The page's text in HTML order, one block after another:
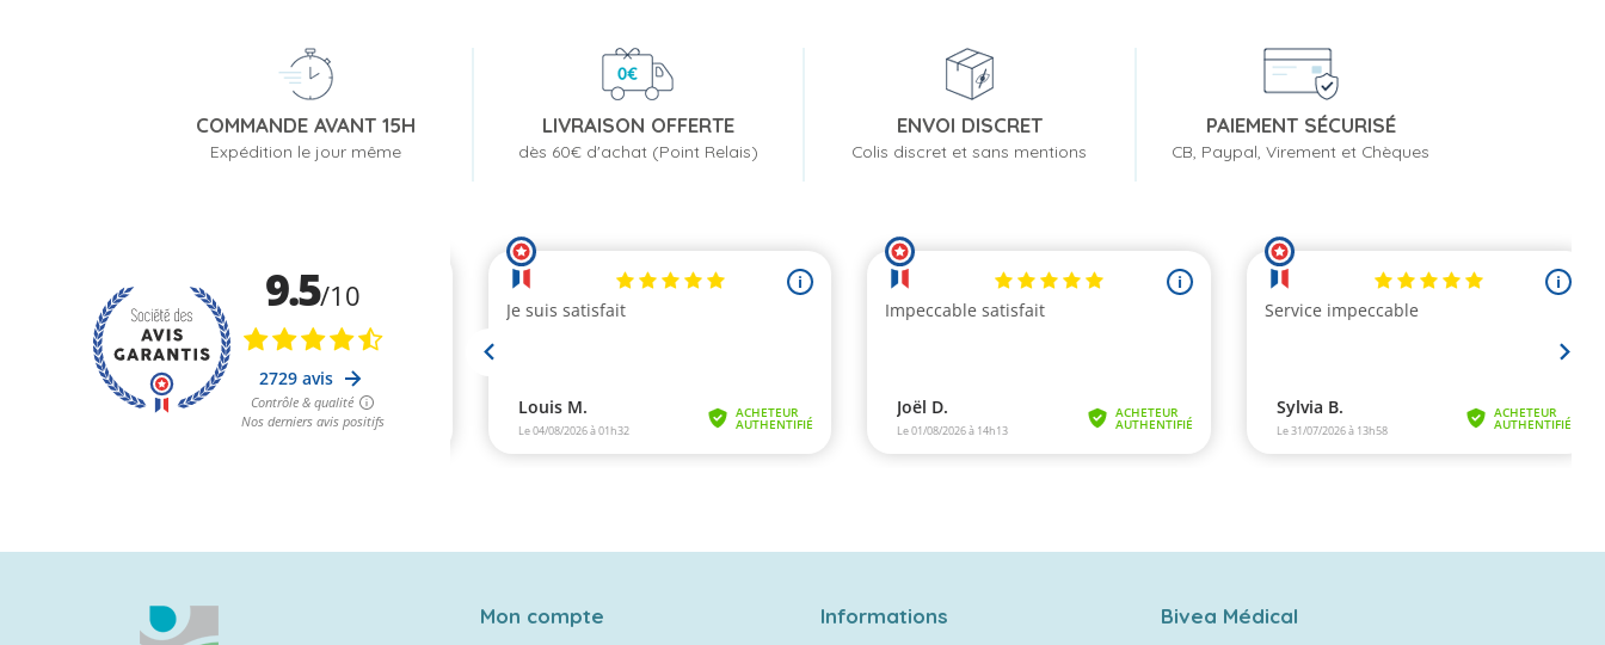
COMMANDE AVANT 15H
Expédition le jour même
LIVRAISON OFFERTE
dès 60€ d'achat (Point Relais)
ENVOI DISCRET
Colis discret et sans mentions
PAIEMENT SÉCURISÉ
CB, Paypal, Virement et Chèques
Mon compte Informations Bivea Médical